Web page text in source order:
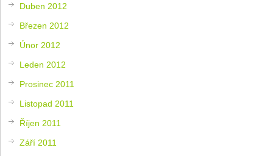
Duben 2012
Březen 2012
Únor 2012
Leden 2012
Prosinec 2011
Listopad 2011
Říjen 2011
Září 2011